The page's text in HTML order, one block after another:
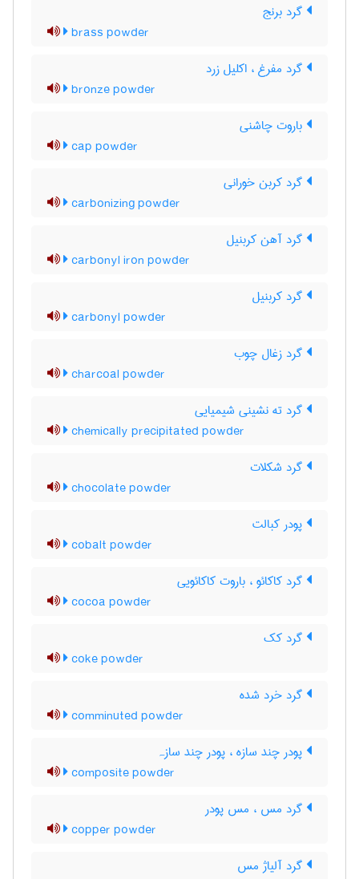
گرد برنج
brass powder
گرد مفرغ ، اکلیل زرد
bronze powder
باروت چاشنی
cap powder
گرد کربن خورانی
carbonizing powder
گرد آهن کربنیل
carbonyl iron powder
گرد کربنیل
carbonyl powder
گرد زغال چوب
charcoal powder
گرد ته نشینی شیمیایی
chemically precipitated powder
گرد شکلات
chocolate powder
پودر کبالت
cobalt powder
گرد کاکائو ، باروت کاکائویی
cocoa powder
گرد کک
coke powder
گرد خرد شده
comminuted powder
پودر چند سازه ، پودر چند سازہ
composite powder
گرد مس ، مس پودر
copper powder
گرد آلیاژ مس